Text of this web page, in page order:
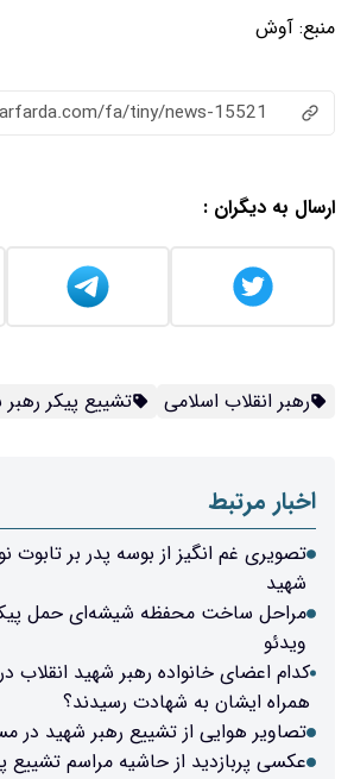
منبع: آوش
fa/tiny/news-15521
ارسال به دیگران :
رهبر انقلاب اسلامی تشییع پیکر
اخبار مرتبط
شهید
مراحل ساخت محفظه شیشه‌ای حمل
ویدئو
همراه ایشان به شهادت رسیدند؟
تصاویر هوایی از تشییع رهبر شهید در
عکسی پربازدید از حاشیه مراسم تشییع